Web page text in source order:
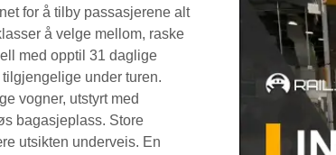
for å tilby passasjerene alt
å velge mellom, raske
med opptil 31 daglige
under turen.
vogner, utstyrt med
bagasjeplass. Store
utsikten underveis. En